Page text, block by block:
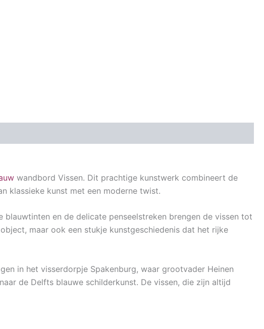
wandbord Vissen. Dit prachtige kunstwerk combineert de
klassieke kunst met een moderne twist.
en de delicate penseelstreken brengen de vissen tot
maar ook een stukje kunstgeschiedenis dat het rijke
in het visserdorpje Spakenburg, waar grootvader Heinen
de Delfts blauwe schilderkunst. De vissen, die zijn altijd